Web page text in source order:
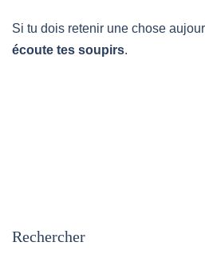
Si tu dois retenir une chose
écoute tes soupirs.
Rechercher